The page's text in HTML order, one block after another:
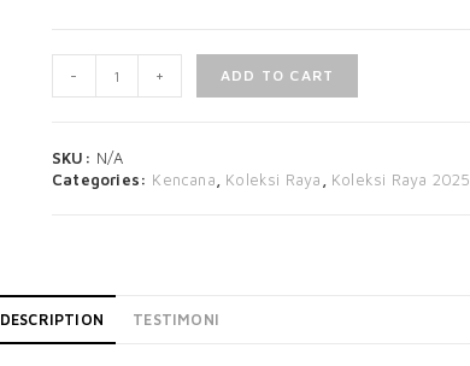
- + ADD TO CART
SKU: N/A
Categories: Kencana Koleksi Raya Koleksi Raya 2025
DESCRIPTION TESTIMONI